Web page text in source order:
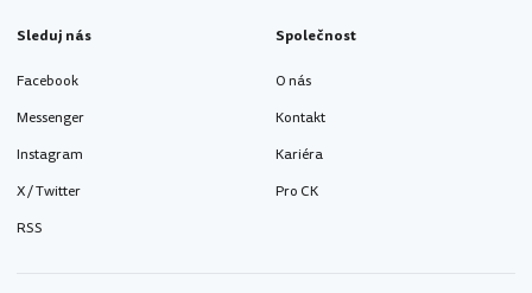
Sleduj nás
Facebook
Messenger
Instagram
X / Twitter
RSS
Společnost
O nás
Kontakt
Kariéra
Pro CK